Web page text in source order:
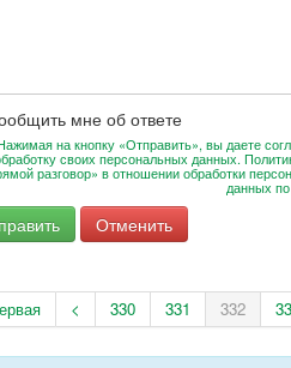
мне об ответе
на кнопку «Отправить», вы даете
своих персональных данных.
разговор» в отношении обработки
данных
< 330 331 332